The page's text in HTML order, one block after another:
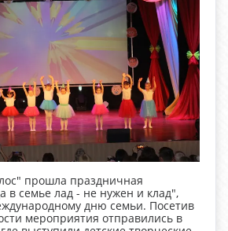
прошла праздничная
в семье лад - не нужен и клад",
дню семьи. Посетив
мероприятия отправились в